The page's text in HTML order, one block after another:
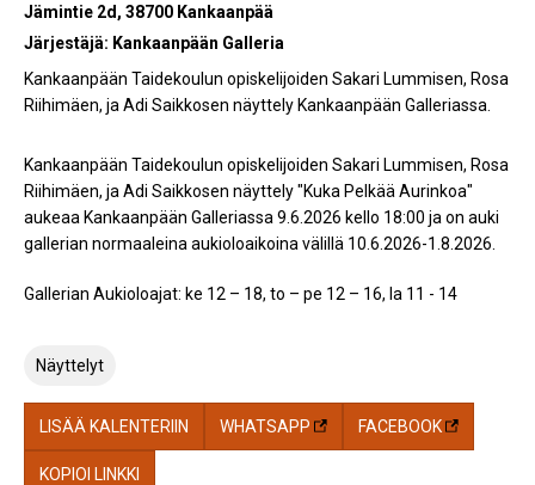
Jämintie 2d, 38700 Kankaanpää
Järjestäjä: Kankaanpään Galleria
Kankaanpään Taidekoulun opiskelijoiden Sakari Lummisen, Rosa
Riihimäen, ja Adi Saikkosen näyttely Kankaanpään Galleriassa.
Kankaanpään Taidekoulun opiskelijoiden Sakari Lummisen, Rosa
Riihimäen, ja Adi Saikkosen näyttely "Kuka Pelkää Aurinkoa"
aukeaa Kankaanpään Galleriassa 9.6.2026 kello 18:00 ja on auki
gallerian normaaleina aukioloaikoina välillä 10.6.2026-1.8.2026.
Gallerian Aukioloajat: ke 12 – 18, to – pe 12 – 16, la 11 - 14
Näyttelyt
LISÄÄ KALENTERIIN WHATSAPP FACEBOOK
KOPIOI LINKKI